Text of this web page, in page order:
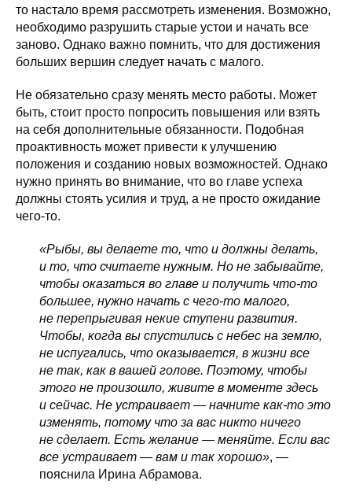
то настало время рассмотреть изменения. Возможно,
необходимо разрушить старые устои и начать все
заново. Однако важно помнить, что для достижения
больших вершин следует начать с малого.
Не обязательно сразу менять место работы. Может
быть, стоит просто попросить повышения или взять
на себя дополнительные обязанности. Подобная
проактивность может привести к улучшению
положения и созданию новых возможностей. Однако
нужно принять во внимание, что во главе успеха
должны стоять усилия и труд, а не просто ожидание
чего-то.
«Рыбы, вы делаете то, что и должны делать,
и то, что считаете нужным. Но не забывайте,
чтобы оказаться во главе и получить что-то
большее, нужно начать с чего-то малого,
не перепрыгивая некие ступени развития.
Чтобы, когда вы спустились с небес на землю,
не испугались, что оказывается, в жизни все
не так, как в вашей голове. Поэтому, чтобы
этого не произошло, живите в моменте здесь
и сейчас. Не устраивает — начните как-то это
изменять, потому что за вас никто ничего
не сделает. Есть желание — меняйте. Если вас
все устраивает — вам и так хорошо», —
пояснила Ирина Абрамова.